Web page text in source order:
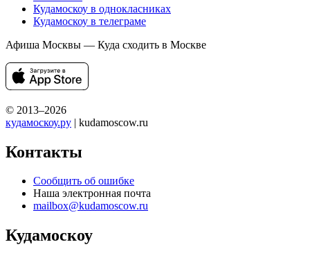
Кудамоскоу в однокласниках
Кудамоскоу в телеграме
Афиша Москвы — Куда сходить в Москве
© 2013–2026
кудамоскоу.ру | kudamoscow.ru
Контакты
Сообщить об ошибке
Наша электронная почта
mailbox@kudamoscow.ru
Кудамоскоу